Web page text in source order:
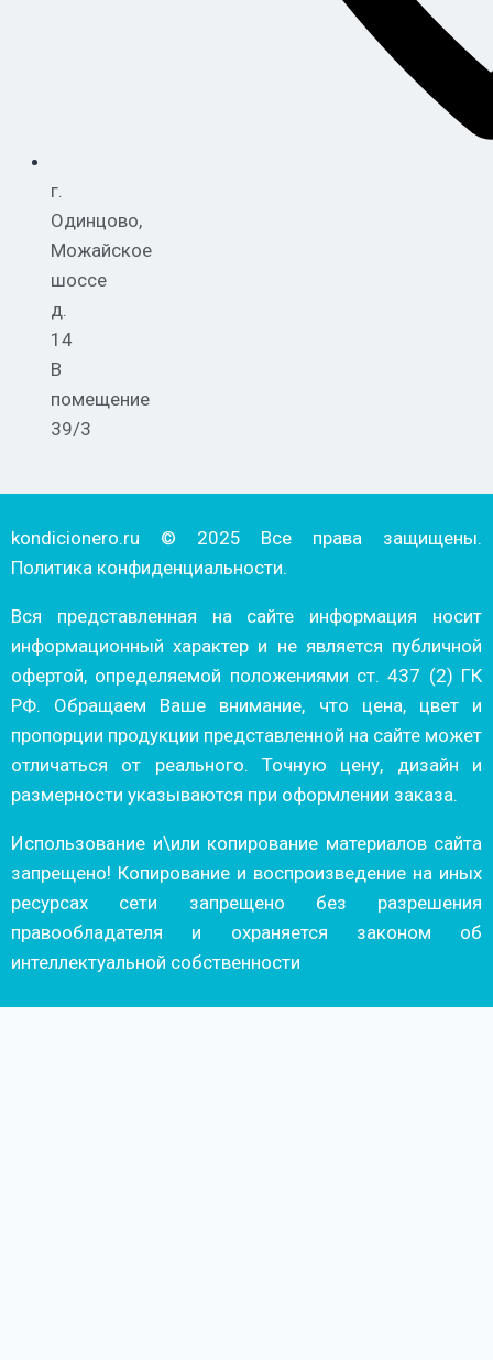
г.
Одинцово,
Можайское
шоссе
д.
14
В
помещение
39/3
kondicionero.ru © 2025 Все права защищены.
Политика конфиденциальности.
Вся представленная на сайте информация носит
информационный характер и не является публичной
офертой, определяемой положениями ст. 437 (2) ГК
РФ. Обращаем Ваше внимание, что цена, цвет и
пропорции продукции представленной на сайте может
отличаться от реального. Точную цену, дизайн и
размерности указываются при оформлении заказа.
Использование и\или копирование материалов сайта
запрещено! Копирование и воспроизведение на иных
ресурсах сети запрещено без разрешения
правообладателя и охраняется законом об
интеллектуальной собственности